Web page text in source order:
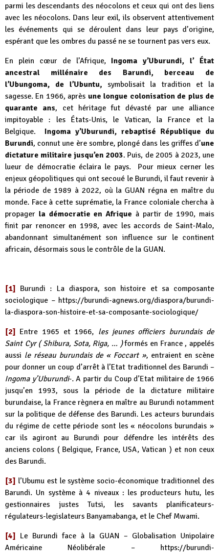
parmi les descendants des néocolons et ceux qui ont des liens
avec les néocolons. Dans leur exil, ils observent attentivement
les événements qui se déroulent dans leur pays d’origine,
espérant que les ombres du passé ne se tournent pas vers eux.
En plein cœur de l’Afrique, Ingoma y’Uburundi, l’ État
ancestral millénaire des Barundi, berceau de
l’Ubungoma, de l’Ubuntu, symbolisait la tradition et la
sagesse. En 1966, après une longue colonisation de plus de
quarante ans, cet héritage fut dévasté par une alliance
impitoyable : les États-Unis, le Vatican, la France et la
Belgique. Ingoma y’Uburundi, rebaptisé République du
Burundi, connut une ère sombre, plongé dans les griffes d’une
dictature militaire jusqu’en 2003. Puis, de 2005 à 2023, une
lueur de démocratie éclaira le pays. Pour mieux cerner les
enjeux géopolitiques qui ont secoué le Burundi, il faut revenir à
la période de 1989 à 2022, où la GUAN régna en maître du
monde. Face à cette suprématie, la France coloniale chercha à
propager la démocratie en Afrique à partir de 1990, mais
finit par renoncer en 1998, avec les accords de Saint-Malo,
abandonnant simultanément son influence sur le continent
africain, désormais sous le contrôle de la GUAN.
[1] Burundi : La diaspora, son histoire et sa composante
sociologique – https://burundi-agnews.org/diaspora/burundi-
la-diaspora-son-histoire-et-sa-composante-sociologique/
[2] Entre 1965 et 1966, les jeunes officiers burundais de
Saint Cyr ( Shibura, Sota, Riga, … )formés en France , appelés
aussi le réseau burundais de « Foccart », entraient en scène
pour donner un coup d’arrêt à l’Etat traditionnel des Barundi –
Ingoma y’Uburundi-. A partir du Coup d’Etat militaire de 1966
jusqu’en 1993, sous la période de la dictature militaire
burundaise, la France règnera en maître au Burundi notamment
sur la politique de défense des Barundi. Les acteurs burundais
du régime de cette période sont les « néocolons burundais »
car ils agiront au Burundi pour défendre les intérêts des
anciens colons ( Belgique, France, USA, Vatican ) et non ceux
des Barundi.
[3] l’Ubumu est le système socio-économique traditionnel des
Barundi. Un système à 4 niveaux : les producteurs hutu, les
gestionnaires justes Tutsi, les savants planificateurs-
régulateurs-legislateurs Banyamabanga, et le Chef Mwami.
[4] Le Burundi face à la GUAN – Globalisation Unipolaire
Américaine Néolibérale – https://burundi-